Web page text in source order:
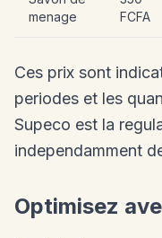
menage
FCFA
Ces prix sont
periodes et les
Supeco est la
independamment
Optimisez